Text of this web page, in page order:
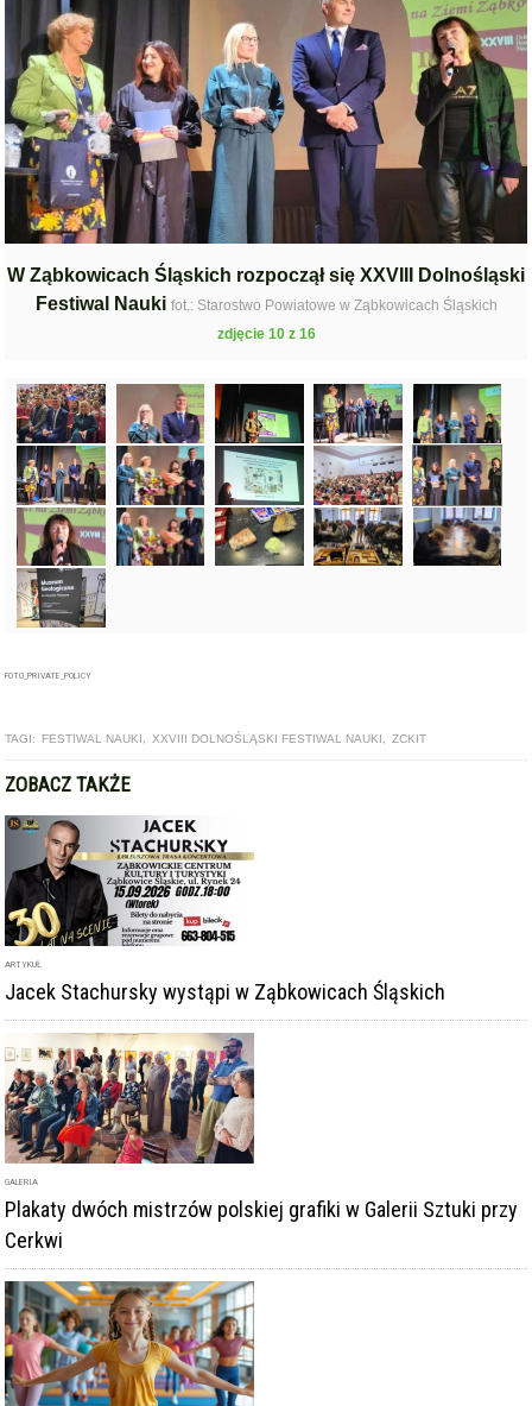
W Ząbkowicach Śląskich rozpoczął się XXVIII Dolnośląski
Festiwal Nauki fot.: Starostwo Powiatowe w Ząbkowicach Śląskich
zdjęcie 10 z 16
FOTO_PRIVATE_POLICY
TAGI: FESTIWAL NAUKI, XXVIII DOLNOŚLĄSKI FESTIWAL NAUKI, ZCKIT
ZOBACZ TAKŻE
ARTYKUŁ
Jacek Stachursky wystąpi w Ząbkowicach Śląskich
GALERIA
Plakaty dwóch mistrzów polskiej grafiki w Galerii Sztuki przy
Cerkwi